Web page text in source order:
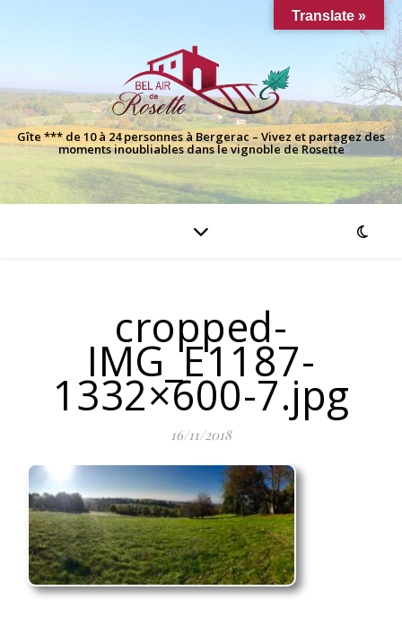
Gîte *** de 10 à 24 personnes à Bergerac – Vivez et partagez des
moments inoubliables dans le vignoble de Rosette
cropped-
IMG_E1187-
1332×600-7.jpg
16/11/2018
Translate »